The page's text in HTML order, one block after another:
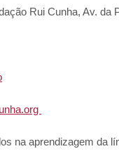
Rui Cunha, Av. da
na aprendizagem da